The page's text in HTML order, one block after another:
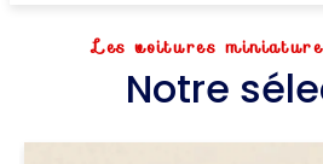
Les voitures
Notre